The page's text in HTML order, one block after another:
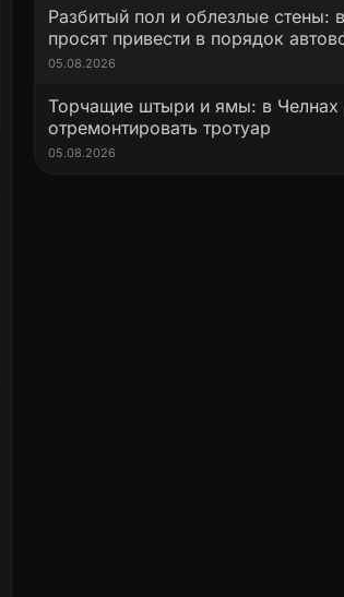
Разбитый пол и облезлые стены:
просят привести в порядок
05.08.2026
Торчащие штыри и ямы: в Челнах
отремонтировать тротуар
05.08.2026